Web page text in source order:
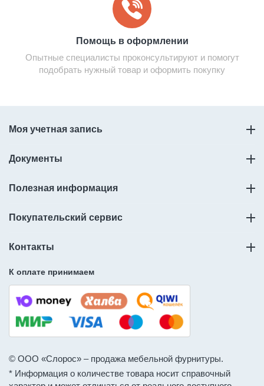
Помощь в оформлении
Опытные специалисты проконсультируют и помогут
подобрать нужный товар и оформить покупку
Моя учетная запись
Документы
Полезная информация
Покупательский сервис
Контакты
К оплате принимаем
© ООО «Слорос» – продажа мебельной фурнитуры.
* Информация о количестве товара носит справочный